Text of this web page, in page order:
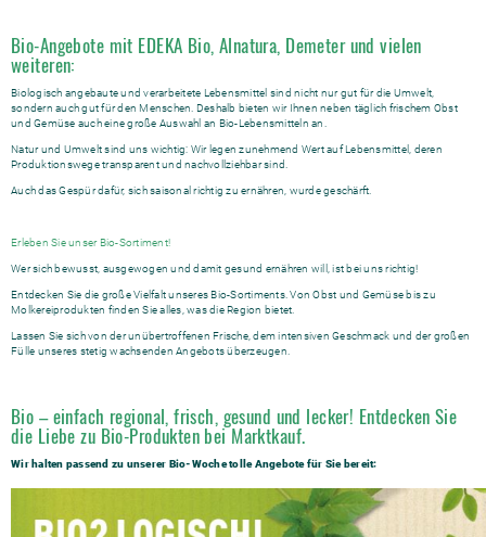
Bio-Angebote mit EDEKA Bio, Alnatura, Demeter und vielen
weiteren:
Biologisch angebaute und verarbeitete Lebensmittel sind nicht nur gut für die Umwelt,
sondern auch gut für den Menschen. Deshalb bieten wir Ihnen neben täglich frischem Obst
und Gemüse auch eine große Auswahl an Bio-Lebensmitteln an.
Natur und Umwelt sind uns wichtig: Wir legen zunehmend Wert auf Lebensmittel, deren
Produktionswege transparent und nachvollziehbar sind.
Auch das Gespür dafür, sich saisonal richtig zu ernähren, wurde geschärft.
Erleben Sie unser Bio-Sortiment!
Wer sich bewusst, ausgewogen und damit gesund ernähren will, ist bei uns richtig!
Entdecken Sie die große Vielfalt unseres Bio-Sortiments. Von Obst und Gemüse bis zu
Molkereiprodukten finden Sie alles, was die Region bietet.
Lassen Sie sich von der unübertroffenen Frische, dem intensiven Geschmack und der großen
Fülle unseres stetig wachsenden Angebots überzeugen.
Bio – einfach regional, frisch, gesund und lecker! Entdecken Sie
die Liebe zu Bio-Produkten bei Marktkauf.
Wir halten passend zu unserer Bio-Woche tolle Angebote für Sie bereit: